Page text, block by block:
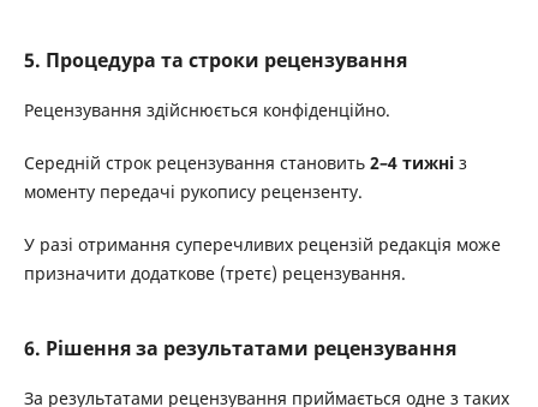
5. Процедура та строки рецензування
Рецензування здійснюється конфіденційно.
Середній строк рецензування становить 2–4 тижніз
моменту передачі рукопису рецензенту.
У разі отримання суперечливих рецензій редакція може
призначити додаткове (третє) рецензування.
6. Рішення за результатами рецензування
За результатами рецензування приймається одне з таких